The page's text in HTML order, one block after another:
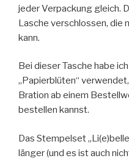
jeder Verpackung gleich.
Lasche verschlossen, die
kann.
Bei dieser Tasche habe
„Papierblüten“
Bration ab einem
bestellen kannst.
Das Stempelset
länger (und es ist auch